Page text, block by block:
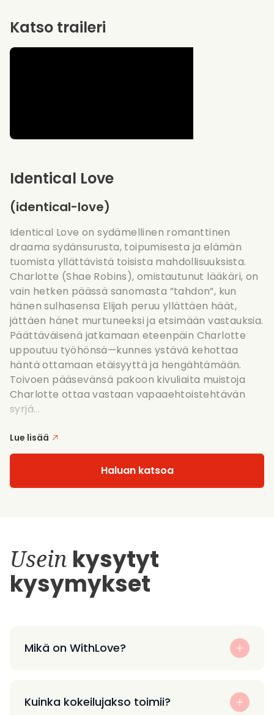
Identical Love
(identical-love)
Identical Love on sydämellinen romanttinen
draama sydänsurusta, toipumisesta ja elämän
tuomista yllättävistä toisista mahdollisuuksista.
Charlotte (Shae Robins), omistautunut lääkäri, on
vain hetken päässä sanomasta ”tahdon”, kun
hänen sulhasensa Elijah peruu yllättäen häät,
jättäen hänet murtuneeksi ja etsimään vastauksia.
Päättäväisenä jatkamaan eteenpäin Charlotte
uppoutuu työhönsä—kunnes ystävä kehottaa
häntä ottamaan etäisyyttä ja hengähtämään.
Toivoen pääsevänsä pakoon kivuliaita muistoja
Charlotte ottaa vastaan vapaaehtoistehtävän
syrjä...
Lue lisää
Haluan katsoa
Katso traileri
Usein kysytyt
kysymykset
Mikä on WithLove?
Kuinka kokeilujakso toimii?